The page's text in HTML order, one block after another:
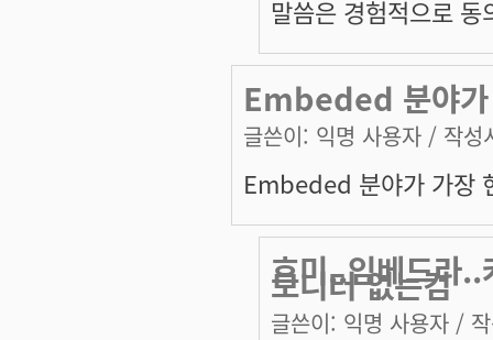
말씀은 경험적으로 동
Embeded 분야가
글쓴이: 익명 사용자 / 작성
Embeded 분야가 가장
흐미..임베드라..
모니터 없는컴
글쓴이: 익명 사용자 /